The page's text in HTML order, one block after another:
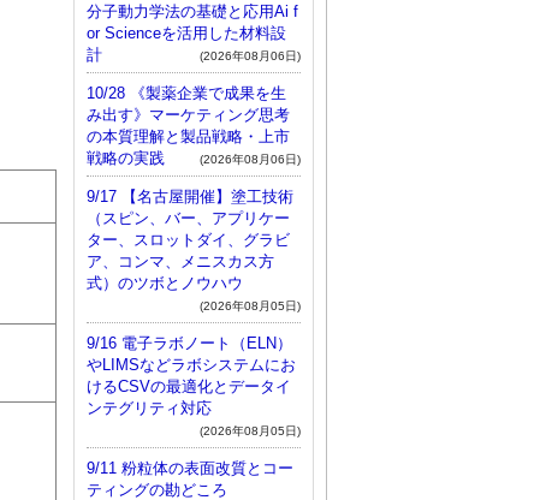
分子動力学法の基礎と応用Ai f
or Scienceを活用した材料設
計
(2026年08月06日)
10/28 《製薬企業で成果を生
み出す》マーケティング思考
の本質理解と製品戦略・上市
戦略の実践
(2026年08月06日)
9/17 【名古屋開催】塗工技術
（スピン、バー、アプリケー
ター、スロットダイ、グラビ
ア、コンマ、メニスカス方
式）のツボとノウハウ
(2026年08月05日)
9/16 電子ラボノート（ELN）
やLIMSなどラボシステムにお
けるCSVの最適化とデータイ
ンテグリティ対応
(2026年08月05日)
9/11 粉粒体の表面改質とコー
ティングの勘どころ